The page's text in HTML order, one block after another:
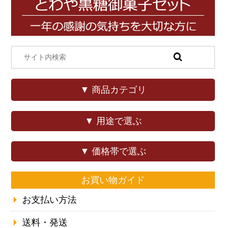
▼ 商品カテゴリ
▼ 用途で選ぶ
▼ 価格帯で選ぶ
お買い物ガイド
お支払い方法
送料・発送